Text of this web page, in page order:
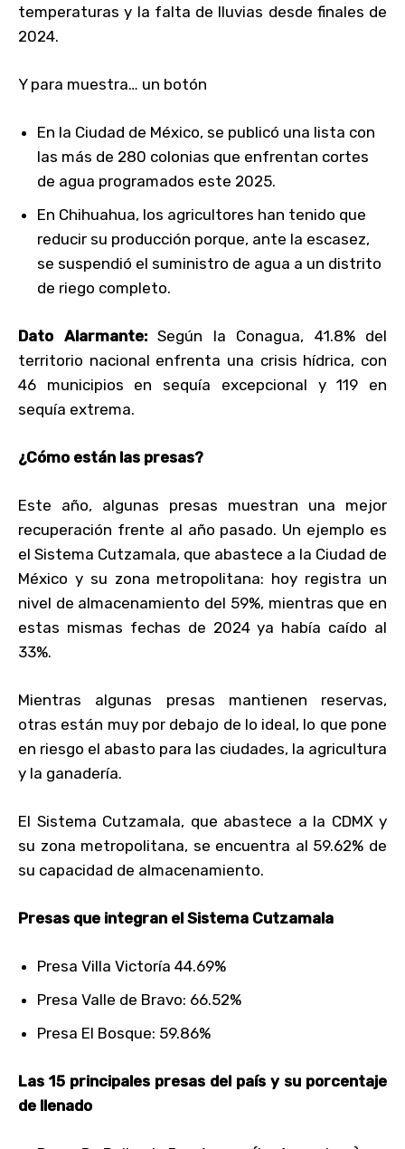
temperaturas y la falta de lluvias desde finales de
2024.
Y para muestra… un botón
En la Ciudad de México, se publicó una lista con
las más de 280 colonias que enfrentan cortes
de agua programados este 2025.
En Chihuahua, los agricultores han tenido que
reducir su producción porque, ante la escasez,
se suspendió el suministro de agua a un distrito
de riego completo.
Dato Alarmante: Según la Conagua, 41.8% del
territorio nacional enfrenta una crisis hídrica, con
46 municipios en sequía excepcional y 119 en
sequía extrema.
¿Cómo están las presas?
Este año, algunas presas muestran una mejor
recuperación frente al año pasado. Un ejemplo es
el Sistema Cutzamala, que abastece a la Ciudad de
México y su zona metropolitana: hoy registra un
nivel de almacenamiento del 59%, mientras que en
estas mismas fechas de 2024 ya había caído al
33%.
Mientras algunas presas mantienen reservas,
otras están muy por debajo de lo ideal, lo que pone
en riesgo el abasto para las ciudades, la agricultura
y la ganadería.
El Sistema Cutzamala, que abastece a la CDMX y
su zona metropolitana, se encuentra al 59.62% de
su capacidad de almacenamiento.
Presas que integran el Sistema Cutzamala
Presa Villa Victoría 44.69%
Presa Valle de Bravo: 66.52%
Presa El Bosque: 59.86%
Las 15 principales presas del país y su porcentaje
de llenado